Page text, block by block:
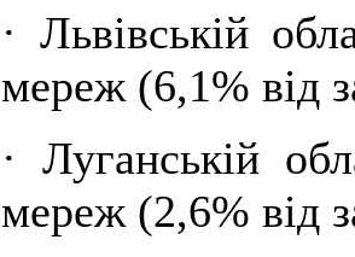
· Львівській
мереж (6,1% від
· Луганській
мереж (2,6% від